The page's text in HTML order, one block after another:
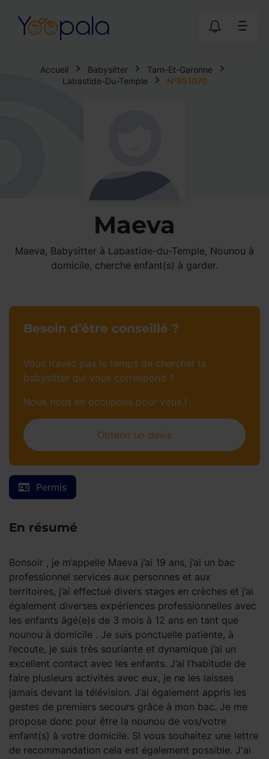
Accueil Babysitter
Tarn-Et-Garonne
Labastide-Du-Temple
N°951070
Maeva
Maeva, Babysitter à Labastide-du-Temple, Nounou à
domicile, cherche enfant(s) à garder.
Permis
En résumé
Bonsoir , je m’appelle Maeva j’ai 19 ans, j’ai un bac
professionnel services aux personnes et aux
territoires, j’ai effectué divers stages en crèches et j’ai
également diverses expériences professionnelles avec
les enfants âgé(e)s de 3 mois à 12 ans en tant que
nounou à domicile . Je suis ponctuelle patiente, à
l’ecoute, je suis très souriante et dynamique j’ai un
excellent contact avec les enfants. J’ai l’habitude de
faire plusieurs activités avec eux, je ne les laisses
jamais devant la télévision. J’ai également appris les
gestes de premiers secours grâce à mon bac. Je me
propose donc pour être la nounou de vos/votre
enfant(s) à votre domicile. Si vous souhaitez une lettre
de recommandation cela est également possible. J'ai
Besoin d’être conseillé ?
Vous n’avez pas le temps de chercher la
babysitter qui vous correspond ?
Nous nous en occupons pour vous !
Obtenir un devis